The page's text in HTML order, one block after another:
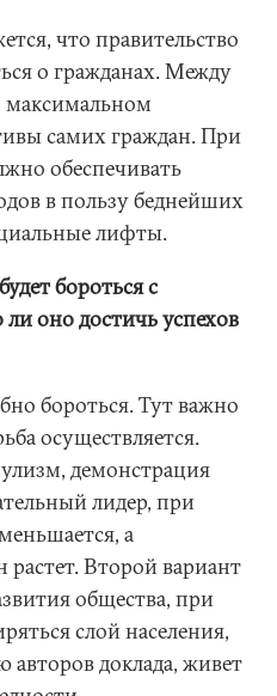
что правительство
о гражданах. Между
максимальном
самих граждан. При
обеспечивать
в пользу беднейших
лифты.
бороться с
оно достичь успехов
бороться. Тут важно
осуществляется.
демонстрация
лидер, при
а
растет. Второй вариант
общества, при
слой населения,
доклада, живет